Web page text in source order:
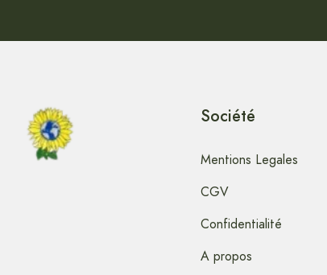
Société
Mentions Legales
CGV
Confidentialité
A propos